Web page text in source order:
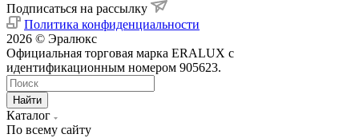
Подписаться на рассылку
Политика конфиденциальности
2026 © Эралюкс
Официальная торговая марка ERALUX с
идентификационным номером 905623.
Найти
Каталог
По всему сайту